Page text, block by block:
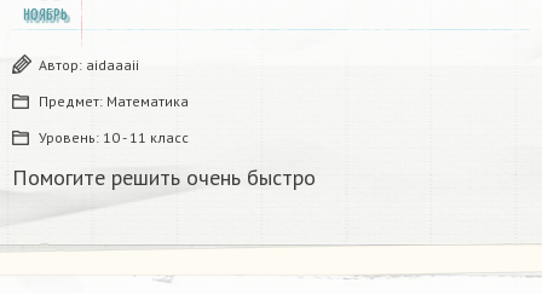
НОЯБРЬ
Автор: aidaaaii
Предмет: Математика
Уровень: 10 - 11 класс
Помогите решить очень быстро